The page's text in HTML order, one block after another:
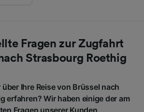
Fragen zur Zugfahrt
Strasbourg Roethig
Ihre Reise von Brüssel nach
erfahren? Wir haben einige der am